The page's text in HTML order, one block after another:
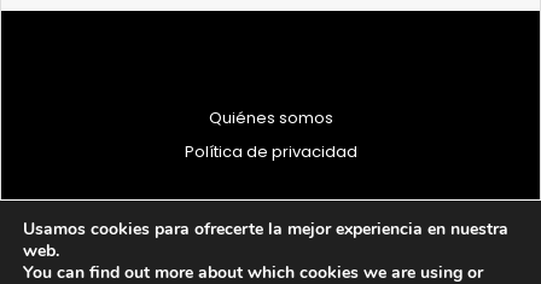
Quiénes somos
Política de privacidad
Usamos cookies para ofrecerte la mejor experiencia en nuestra
web.
You can find out more about which cookies we are using or